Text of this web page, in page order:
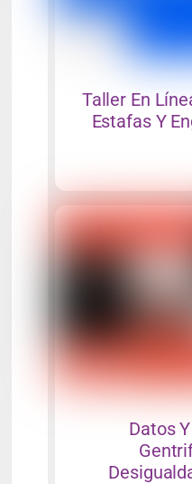
Taller En
Estafas Y
Datos